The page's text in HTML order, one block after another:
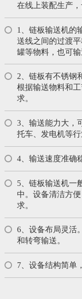
在线上装配生产
1、链板输送机的
送线之间的过渡
罐等物料，也可输
2、链板有不锈钢
根据输送物料和
求。
3、输送能力大，
托车、发电机等行
4、输送速度准确
5、链板输送机一
中。设备清洁方
求。
6、设备布局灵活
和转弯输送。
7、设备结构简单